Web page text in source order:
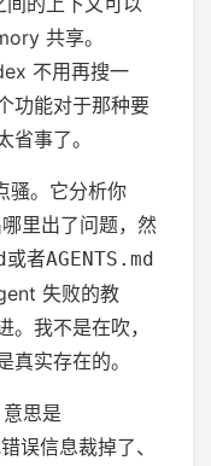
共享。
不用再搜一
功能对于那种要
事了。
骚。它分析你
里出了问题，然
或者AGENTS.md
失败的教
我不是在吹，
实存在的。
思是
误信息裁掉了、